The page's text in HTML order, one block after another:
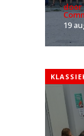
door
19